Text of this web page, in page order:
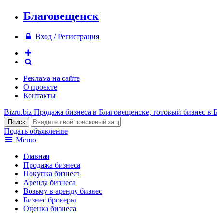
Благовещенск
Вход / Регистрация
Реклама на сайте
О проекте
Контакты
Bizru.biz Продажа бизнеса в Благовещенске, готовый бизнес в
Подать объявление
Меню
Главная
Продажа бизнеса
Покупка бизнеса
Аренда бизнеса
Возьму в аренду бизнес
Бизнес брокеры
Оценка бизнеса